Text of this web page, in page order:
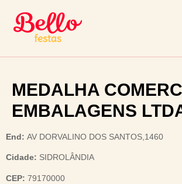
MEDALHA
EMBALAGENS
End: AV DORVALINO DOS SANTOS,1460
Cidade: SIDROLÂNDIA
CEP: 79170000